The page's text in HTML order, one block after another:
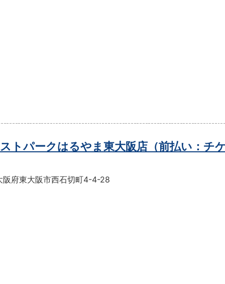
ストパークはるやま東大阪店（前払い：チ
阪府東大阪市西石切町4-4-28